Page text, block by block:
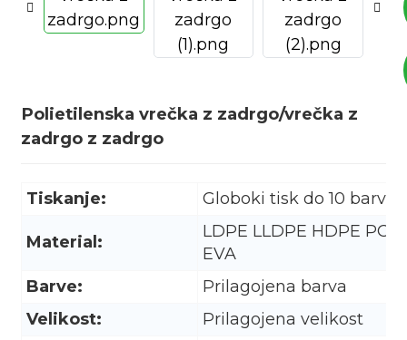
+8619953939264
Polietilenska vrečka z zadrgo/vrečka z
zadrgo z zadrgo
Tiskanje: Globoki tisk do 10 barv
Material:
LDPE LLDPE HDPE PO
EVA
Barve:
Prilagojena barva
Velikost:
Prilagojena velikost